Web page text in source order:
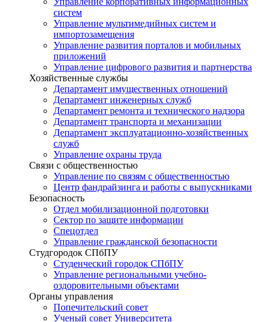
систем
Управление мультимедийных систем и
импортозамещения
Управление развития порталов и мобильных
приложений
Управление цифрового развития и партнерства
Хозяйственные службы
Департамент имущественных отношений
Департамент инженерных служб
Департамент ремонта и технического надзора
Департамент транспорта и механизации
Департамент эксплуатационно-хозяйственных
служб
Управление охраны труда
Связи с общественностью
Управление по связям с общественностью
Центр фандрайзинга и работы с выпускниками
Безопасность
Отдел мобилизационной подготовки
Сектор по защите информации
Спецотдел
Управление гражданской безопасности
Студгородок СПбПУ
Студенческий городок СПбПУ
Управление региональными учебно-
оздоровительными объектами
Органы управления
Попечительский совет
Ученый совет Университета